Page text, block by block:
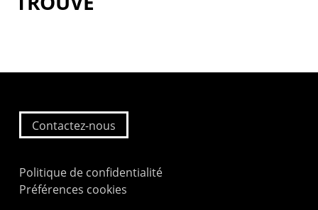
Contactez-nous
Politique de confidentialité
Préférences cookies